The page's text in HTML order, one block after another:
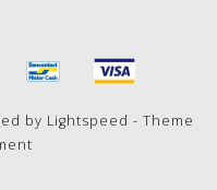
by Lightspeed - Theme